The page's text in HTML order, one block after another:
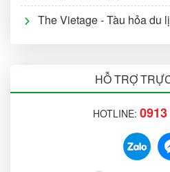
The Vietage - Tàu hỏa du
HỖ TRỢ
HOTLINE: